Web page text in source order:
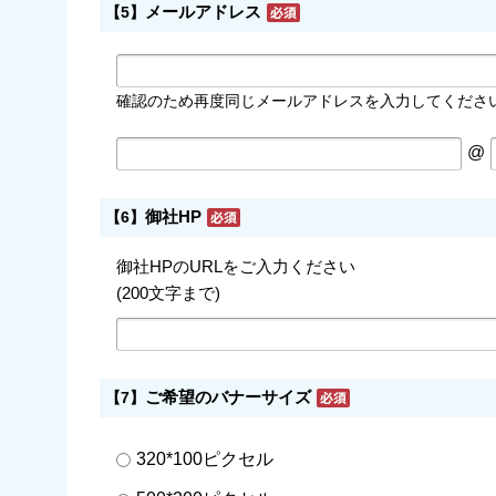
【5】 メールアドレス
確認のため再度同じメールアドレスを入力してくださ
@
【6】 御社HP
御社HPのURLをご入力ください
(200文字まで)
【7】 ご希望のバナーサイズ
320*100ピクセル